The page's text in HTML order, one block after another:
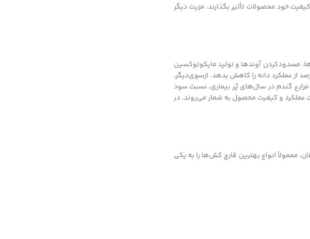
خود محصولات تأثیر بگذارند. مزیت دیگر
مسدود‌کردن آوندها و تولید مایکوتوکسین
مثلاً گزارش‌های دانشگاه آیوا نشان می‌دهد که مدیریت نکردن بیماری «برگ خاکستری ذرت» می‌تواند تا ۳۵ درصد از عملکرد دانه را کاهش بدهد. ازسوی‌دیگر،
گندم در سال‌های پُر بیماری، نسبت سود
برای تثبیت عملکرد و کیفیت محصول به شمار می‌روند. در
معمولاً انواع بهترین قارچ کش‌ها را به یکی